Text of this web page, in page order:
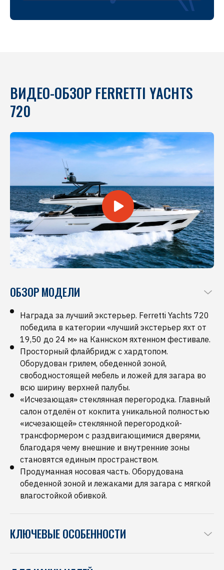
ВИДЕО-ОБЗОР FERRETTI YACHTS
720
ОБЗОР МОДЕЛИ
Награда за лучший экстерьер. Ferretti Yachts 720
победила в категории «лучший экстерьер яхт от
19,50 до 24 м» на Каннском яхтенном фестивале.
Просторный флайбридж с хардтопом.
Оборудован грилем, обеденной зоной,
свободностоящей мебель и ложей для загара во
всю ширину верхней палубы.
«Исчезающая» стеклянная перегородка. Главный
салон отделён от кокпита уникальной полностью
«исчезающей» стеклянной перегородкой-
трансформером с раздвигающимися дверями,
благодаря чему внешние и внутренние зоны
становятся единым пространством.
Продуманная носовая часть. Оборудована
обеденной зоной и лежаками для загара с мягкой
влагостойкой обивкой.
КЛЮЧЕВЫЕ ОСОБЕННОСТИ